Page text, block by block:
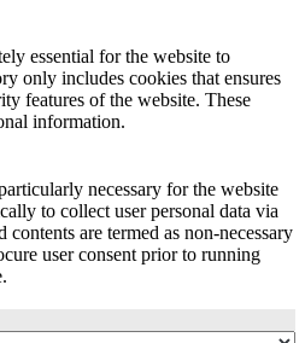
essential for the website to
only includes cookies that ensures
features of the website. These
information.
necessary for the website
to collect user personal data via
contents are termed as non-necessary
user consent prior to running